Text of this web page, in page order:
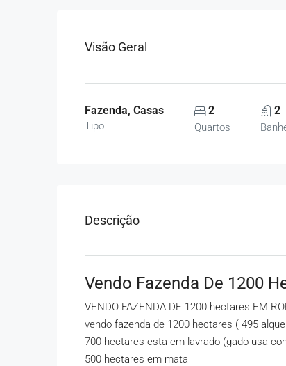
Visão Geral
Fazenda, Casas
Tipo
2
Quartos
2
Descrição
Vendo Fazenda De 1200
VENDO FAZENDA DE 1200 hectares EM
vendo fazenda de 1200 hectares ( 495
700 hectares esta em lavrado (gado usa
500 hectares em mata